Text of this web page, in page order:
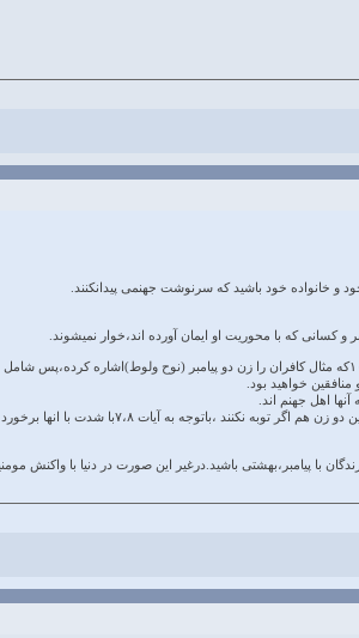
این دو آیه،کاملا خطاب عمومی دارند.اما با توجه به آیه ۴که دوهمسر پیامبر را به توبه دعوت میکرد و آیه ۱۰٫۱۱که مثال
خواهید بود.
،باتوجه به آیات ۷،۸با شدت با انها برخورد کن.
با پیامبر،بهشتی باشید.درغیر این صورت در دنیا با واکنش